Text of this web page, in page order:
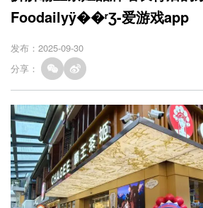
Foodailyÿ��ʳƷ-爱游戏app
发布：2025-09-30
分享：